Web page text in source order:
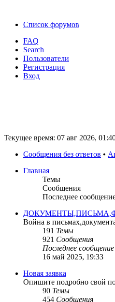
Список форумов
FAQ
Search
Пользователи
Регистрация
Вход
Текущее время: 07 авг 2026,
Сообщения без ответов •
Главная
Темы
Сообщения
Последнее
Война в
191 Темы
921 Сообщения
Последнее сообщение
16 май 2025, 19:33
Новая заявка
Опишите подробно свой
90 Темы
454 Сообщения